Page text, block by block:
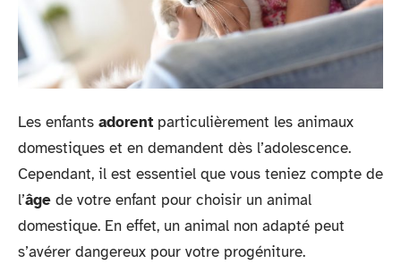
Les enfants adorent particulièrement les animaux
domestiques et en demandent dès l’adolescence.
Cependant, il est essentiel que vous teniez compte de
l’âge de votre enfant pour choisir un animal
domestique. En effet, un animal non adapté peut
s’avérer dangereux pour votre progéniture.